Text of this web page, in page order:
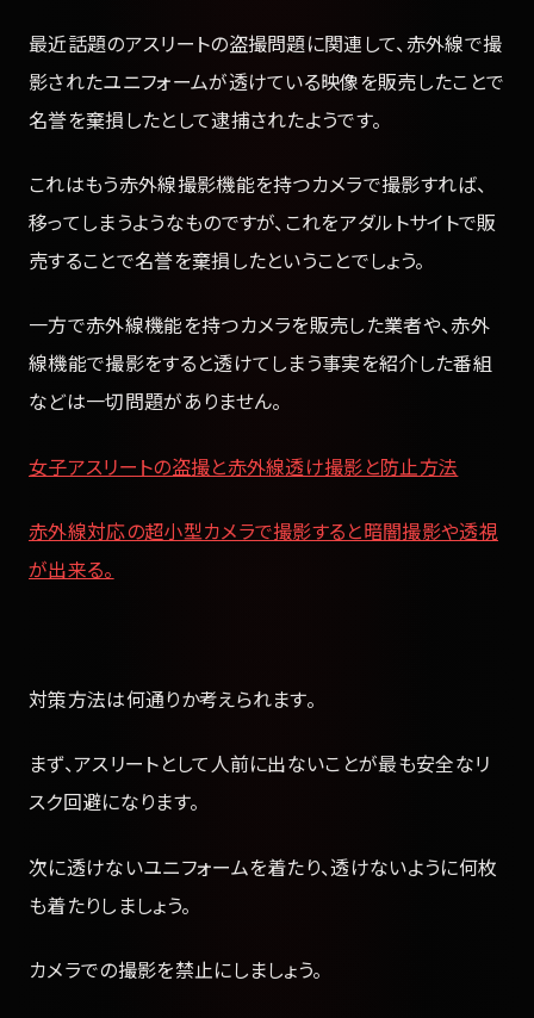
最近話題のアスリートの盗撮問題に関連して、赤外線で撮
影されたユニフォームが透けている映像を販売したことで
名誉を棄損したとして逮捕されたようです。
これはもう赤外線撮影機能を持つカメラで撮影すれば、
移ってしまうようなものですが、これをアダルトサイトで販
売することで名誉を棄損したということでしょう。
一方で赤外線機能を持つカメラを販売した業者や、赤外
線機能で撮影をすると透けてしまう事実を紹介した番組
などは一切問題がありません。
女子アスリートの盗撮と赤外線透け撮影と防止方法
赤外線対応の超小型カメラで撮影すると暗闇撮影や透視
が出来る。
対策方法は何通りか考えられます。
まず、アスリートとして人前に出ないことが最も安全なリ
スク回避になります。
次に透けないユニフォームを着たり、透けないように何枚
も着たりしましょう。
カメラでの撮影を禁止にしましょう。